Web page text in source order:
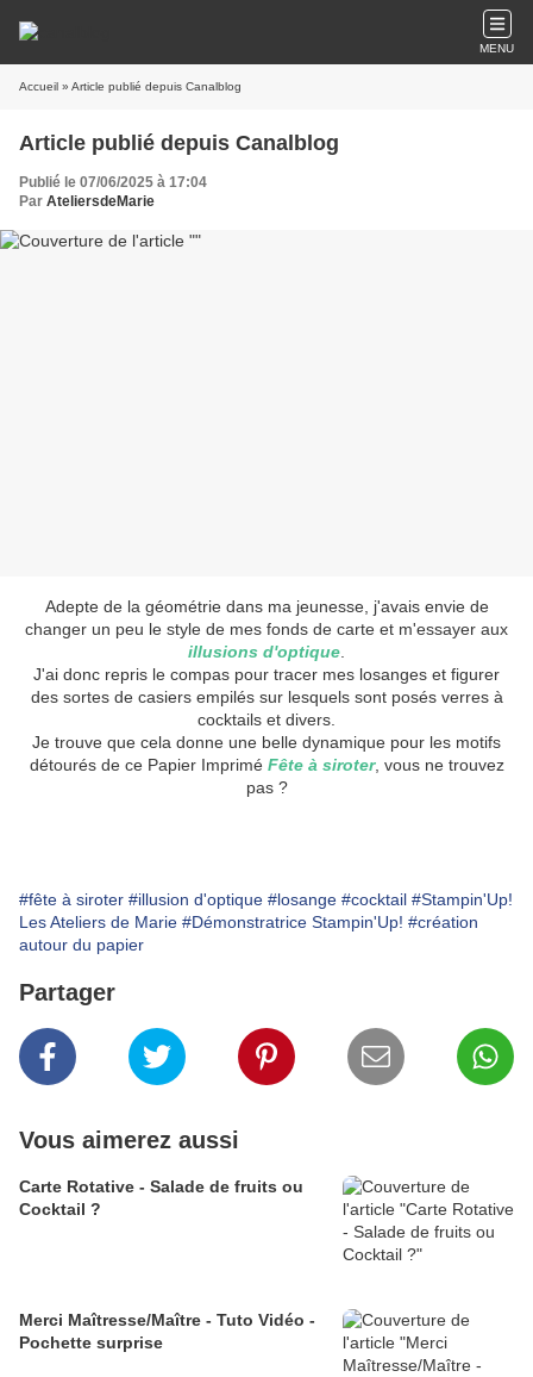
MENU
Accueil » Article publié depuis Canalblog
Article publié depuis Canalblog
Publié le 07/06/2025 à 17:04
Par AteliersdeMarie
Adepte de la géométrie dans ma jeunesse, j'avais envie de
changer un peu le style de mes fonds de carte et m'essayer aux
illusions d'optique
J'ai donc repris le compas pour tracer mes losanges et figurer
des sortes de casiers empilés sur lesquels sont posés verres à
cocktails et divers.
Je trouve que cela donne une belle dynamique pour les motifs
détourés de ce Papier Imprimé Fête à siroter, vous ne trouvez
pas ?
#fête à siroter #illusion d'optique #losange #cocktail #Stampin'Up!
Les Ateliers de Marie #Démonstratrice Stampin'Up! #création
autour du papier
Partager
Vous aimerez aussi
Carte Rotative - Salade de fruits ou
Cocktail ?
Merci Maîtresse/Maître - Tuto Vidéo -
Pochette surprise